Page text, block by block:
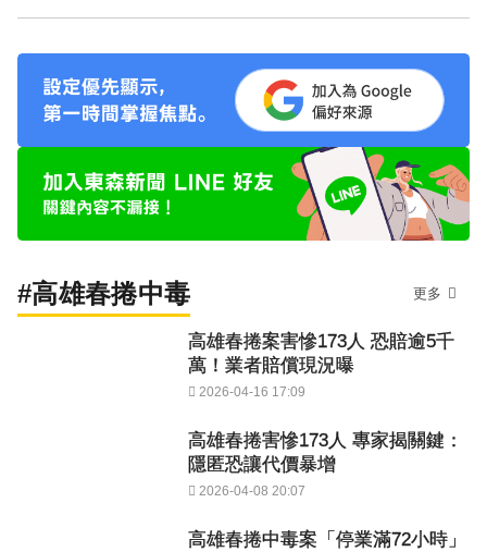
#高雄春捲中毒 更多
高雄春捲案害慘173人 恐賠逾5千
萬！業者賠償現況曝
2026-04-16 17:09
高雄春捲害慘173人 專家揭關鍵：
隱匿恐讓代價暴增
2026-04-08 20:07
高雄春捲中毒案「停業滿72小時」